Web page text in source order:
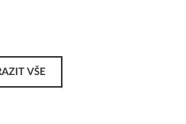
VŠE